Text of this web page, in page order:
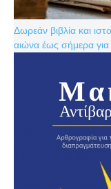
Δωρεάν βιβλία και
αιώνα έως σήμερα